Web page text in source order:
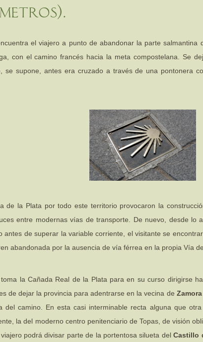
el viajero a punto de abandonar la parte salmantina
con el camino francés hacia la meta compostelana. Se
se supone, antes era cruzado a través de una pontonera
de la Plata por todo este territorio provocaron la
entre modernas vías de transporte. De nuevo, desde lo
antes de superar la variable corriente, el visitante se
abandonada por la ausencia de vía férrea en la propia Vía
la Cañada Real de la Plata para en su curso dirigirse
de dejar la provincia para adentrarse en la vecina de Zamora
del camino. En esta casi interminable recta alguna que
la del moderno centro penitenciario de Topas, de visión
podrá divisar parte de la portentosa silueta delCastillo